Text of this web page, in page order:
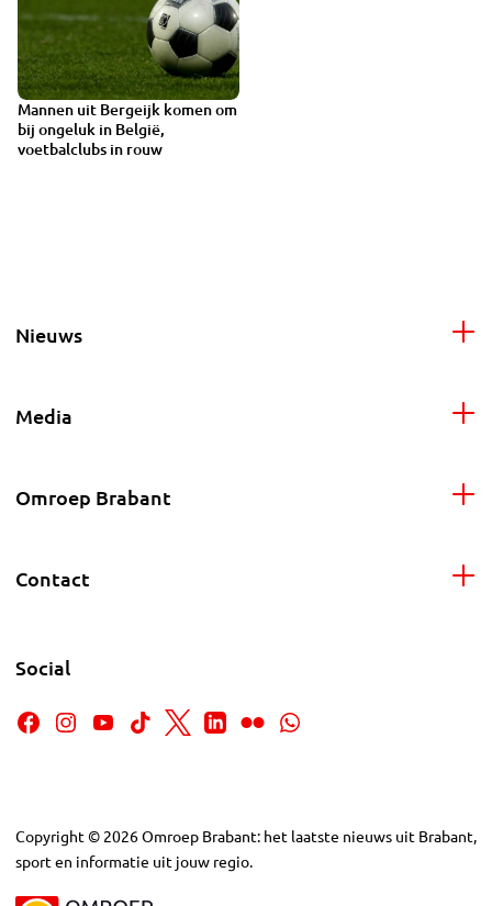
Mannen uit Bergeijk komen om
bij ongeluk in België,
voetbalclubs in rouw
Nieuws
Media
Omroep Brabant
Contact
Social
Copyright © 2026Omroep Brabant: het laatste nieuws uit Brabant,
sport en informatie uit jouw regio.